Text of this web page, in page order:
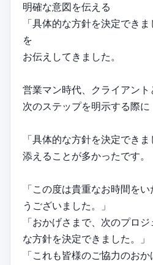
明確な意図を伝える
「具体的な方針を決定でき
を
お伝えしてきました。
営業マン時代、クライアン
次のステップを明示する際に
「具体的な方針を決定でき
添えることが多かったです。
「この度は貴重なお時間を
うございました。」
「おかげさまで、次のプロ
な方針を決定できました。」
「これも皆様のご協力のお